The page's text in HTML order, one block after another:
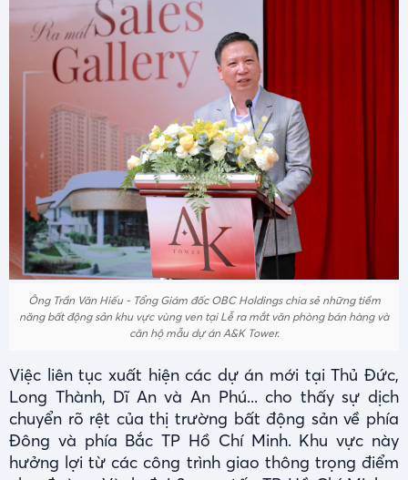
ÔngTrần Văn Hiếu - Tổng Giám đốc OBC Holdingschia sẻ những tiềm
năng bất động sản khu vực vùng ven tại Lễ ra mắt văn phòng bán hàng và
căn hộ mẫu dự án A&K Tower.
Việc liên tục xuất hiện các dự án mới tại Thủ Đức,
Long Thành, Dĩ An và An Phú... cho thấy sự dịch
chuyển rõ rệt của thị trường bất động sản về phía
Đông và phía Bắc TP Hồ Chí Minh. Khu vực này
hưởng lợi từ các công trình giao thông trọng điểm